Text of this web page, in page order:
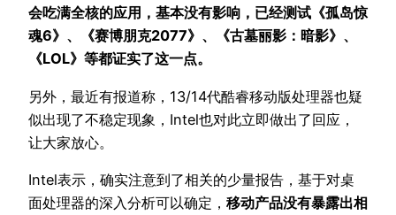
会吃满全核的应用，基本没有影响，已经测试《孤岛惊
魂6》、《赛博朋克2077》、《古墓丽影：暗影》、
《LOL》等都证实了这一点。
另外，最近有报道称，13/14代酷睿移动版处理器也疑
似出现了不稳定现象，Intel也对此立即做出了回应，
让大家放心。
Intel表示，确实注意到了相关的少量报告，基于对桌
面处理器的深入分析可以确定， 移动产品没有暴露出相